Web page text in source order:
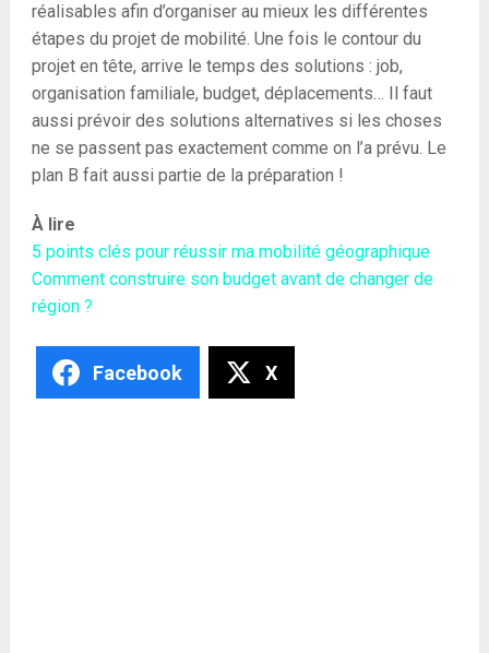
réalisables afin d’organiser au mieux les différentes
étapes du projet de mobilité. Une fois le contour du
projet en tête, arrive le temps des solutions : job,
organisation familiale, budget, déplacements… Il faut
aussi prévoir des solutions alternatives si les choses
ne se passent pas exactement comme on l’a prévu. Le
plan B fait aussi partie de la préparation !
À lire
5 points clés pour réussir ma mobilité géographique
Comment construire son budget avant de changer de
région ?
Facebook X